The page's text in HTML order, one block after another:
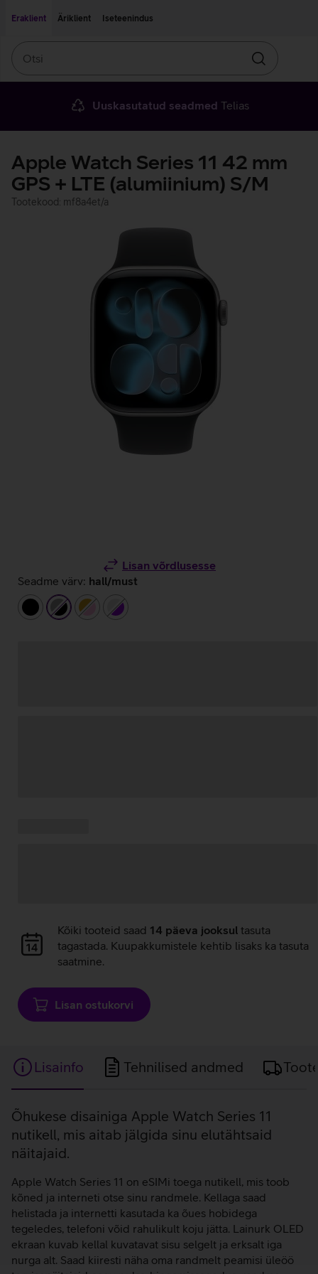
Eraklient
Äriklient Iseteenindus
Otsin
Uuskasutatud seadmed Telias
Apple Watch Series 11 42 mm
GPS + LTE (alumiinium) S/M
Tootekood: mf8a4et/a
Lisan võrdlusesse
Seadme värv: hall/must
must
hall/mustkuldne/heleroosa
hõbedane/lilla
Andmete
laadimine
Kõiki tooteid saad 14 päeva jooksul tasuta
tagastada. Kuupakkumistele kehtib lisaks ka tasuta
saatmine.
Lisan ostukorvi
Lisainfo Tehnilised andmed
Lisainfo
Õhukese disainiga Apple Watch Series 11
nutikell, mis aitab jälgida sinu elutähtsaid
näitajaid.
Apple Watch Series 11 on eSIMi toega nutikell, mis toob
kõned ja interneti otse sinu randmele. Kellaga saad
helistada ja internetti kasutada ka õues hobidega
tegeledes, telefoni võid rahulikult koju jätta. Lainurk OLED
ekraan kuvab kellal kuvatavat sisu selgelt ja erksalt iga
nurga alt. Saad kiiresti näha oma randmelt peamisi üleöö